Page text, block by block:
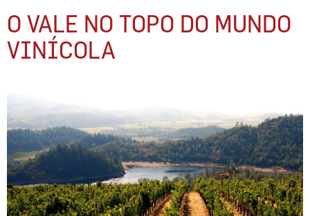
O VALE NO TOPO DO MUNDO
VINÍCOLA